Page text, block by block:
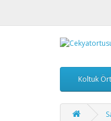
Koltuk